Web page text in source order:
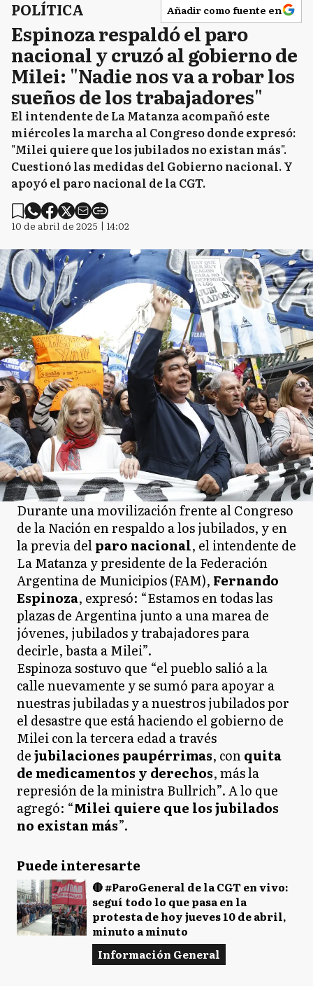
POLÍTICA Añadir como fuente en
Espinoza respaldó el paro
nacional y cruzó al gobierno de
Milei: "Nadie nos va a robar los
sueños de los trabajadores"
El intendente de La Matanza acompañó este
miércoles la marcha al Congreso donde expresó:
"Milei quiere que los jubilados no existan más".
Cuestionó las medidas del Gobierno nacional. Y
apoyó el paro nacional de la CGT.
10 de abril de 2025 | 14:02
Durante una movilización frente al Congreso
de la Nación en respaldo a los jubilados, y en
la previa delparo nacional, el intendente de
La Matanza y presidente de la Federación
Argentina de Municipios (FAM), Fernando
Espinoza, expresó: “Estamos en todas las
plazas de Argentina junto a una marea de
jóvenes, jubilados y trabajadores para
decirle, basta a Milei”.
Espinoza sostuvo que “el pueblo salió a la
calle nuevamente y se sumó para apoyar a
nuestras jubiladas y a nuestros jubilados por
el desastre que está haciendo el gobierno de
Milei con la tercera edad a través
dejubilaciones paupérrimas, conquita
de medicamentos y derechos, más la
represión de la ministra Bullrich”. A lo que
agregó: “Milei quiere que los jubilados
no existan más”.
Puede interesarte
🔴 #ParoGeneral de la CGT en vivo:
seguí todo lo que pasa en la
protesta de hoy jueves 10 de abril,
minuto a minuto
Información General